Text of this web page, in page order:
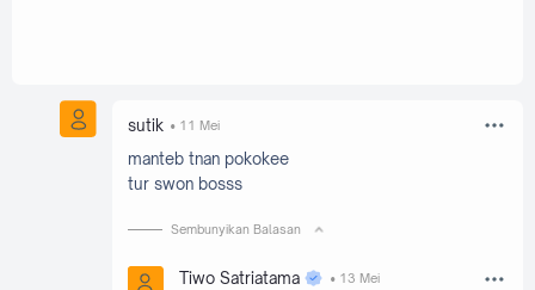
sutik 11 Mei
manteb tnan pokokee
tur swon bosss
Sembunyikan Balasan
Tiwo Satriatama 13 Mei